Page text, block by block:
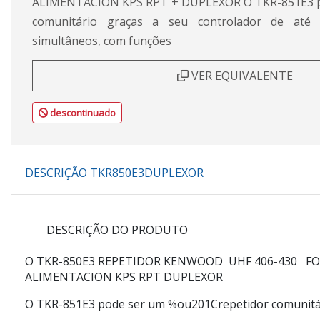
comunitário graças a seu controlador de até
simultâneos, com funções
VER EQUIVALENTE
descontinuado
DESCRIÇÃO TKR850E3DUPLEXOR
DESCRIÇÃO DO PRODUTO
O TKR-850E3 REPETIDOR KENWOOD UHF 406-430
ALIMENTACION KPS RPT DUPLEXOR
O TKR-851E3 pode ser um %ou201Crepetidor